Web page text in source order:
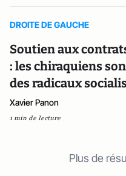
DROITE DE GAUCHE
Soutien aux
: les chiraquiens
des radicaux
Xavier Panon
1 min de lecture
Plus de